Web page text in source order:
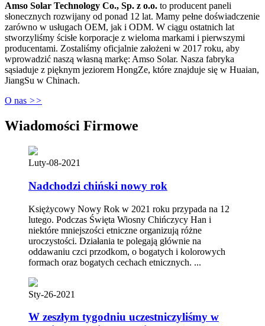
Amso Solar Technology Co., Sp. z o.o. to producent paneli
słonecznych rozwijany od ponad 12 lat. Mamy pełne doświadczenie
zarówno w usługach OEM, jak i ODM. W ciągu ostatnich lat
stworzyliśmy ścisłe korporacje z wieloma markami i pierwszymi
producentami. Zostaliśmy oficjalnie założeni w 2017 roku, aby
wprowadzić naszą własną markę: Amso Solar. Nasza fabryka
sąsiaduje z pięknym jeziorem HongZe, które znajduje się w Huaian,
JiangSu w Chinach.
O nas >>
Wiadomości Firmowe
Luty-08-2021
Nadchodzi chiński nowy rok
Księżycowy Nowy Rok w 2021 roku przypada na 12
lutego. Podczas Święta Wiosny Chińczycy Han i
niektóre mniejszości etniczne organizują różne
uroczystości. Działania te polegają głównie na
oddawaniu czci przodkom, o bogatych i kolorowych
formach oraz bogatych cechach etnicznych. ...
Sty-26-2021
W zeszłym tygodniu uczestniczyliśmy w